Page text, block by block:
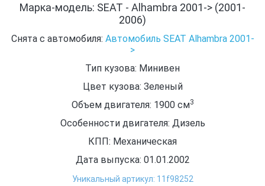
Марка-модель: SEAT - Alhambra 2001-> (2001-
2006)
Снята с автомобиля: Автомобиль SEAT Alhambra 2001-
>
Тип кузова: Минивен
Цвет кузова: Зеленый
Объем двигателя: 1900 см3
Особенности двигателя: Дизель
КПП: Механическая
Дата выпуска: 01.01.2002
Уникальный артикул: 11f98252